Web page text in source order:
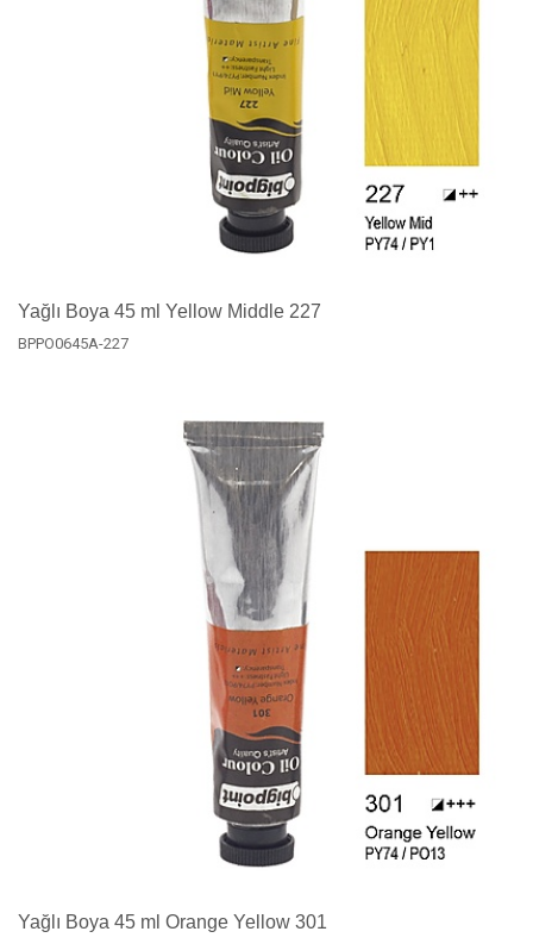
Yağlı Boya 45 ml Yellow Middle 227
BPPO0645A-227
Yağlı Boya 45 ml Orange Yellow 301